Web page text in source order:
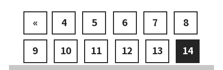
« 4 5 6 7 8
9 10 11 12 13 14